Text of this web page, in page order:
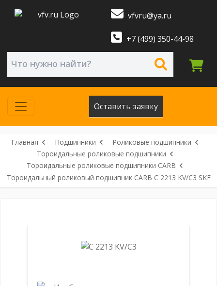
vfvru@ya.ru
+7 (499) 350-44-98
Оставить заявку
Главная Подшипники
Роликовые подшипники
Тороидальные роликовые подшипники
Тороидальные роликовые подшипники CARB
Тороидальный роликовый подшипник CARB C 2213 KV/C3 SKF